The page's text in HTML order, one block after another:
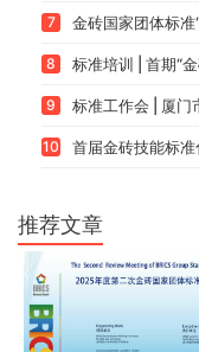
7 金砖国家团体标准“机器人流程自动化”赛项
8 标准培训 | 首期“金砖技术与
9 标准工作会 | 厦门市金
10 首届金砖技能标
推荐文章